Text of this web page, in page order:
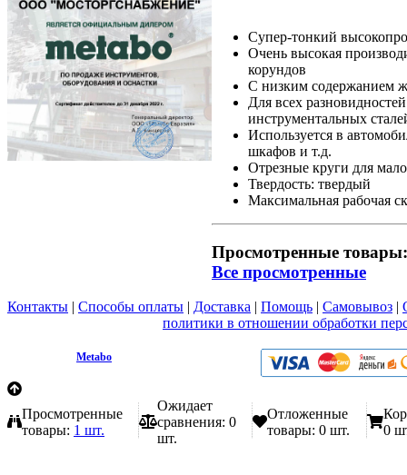
Супер-тонкий
Очень высокая
корундов
С низким содержанием
Для всех
инструментальных
Используется в
шкафов и т.д.
Отрезные круги для
Твердость: твердый
Максимальная рабочая
Просмотренные товары:
Все просмотренные
Контакты | Способы оплаты | Доставка | Помощь | Самовывоз |
политики в отношении обработки
Metabo
Просмотренные
товары: 1 шт.
Ожидает
сравнения: 0
шт.
Отложенные
товары: 0 шт.
0